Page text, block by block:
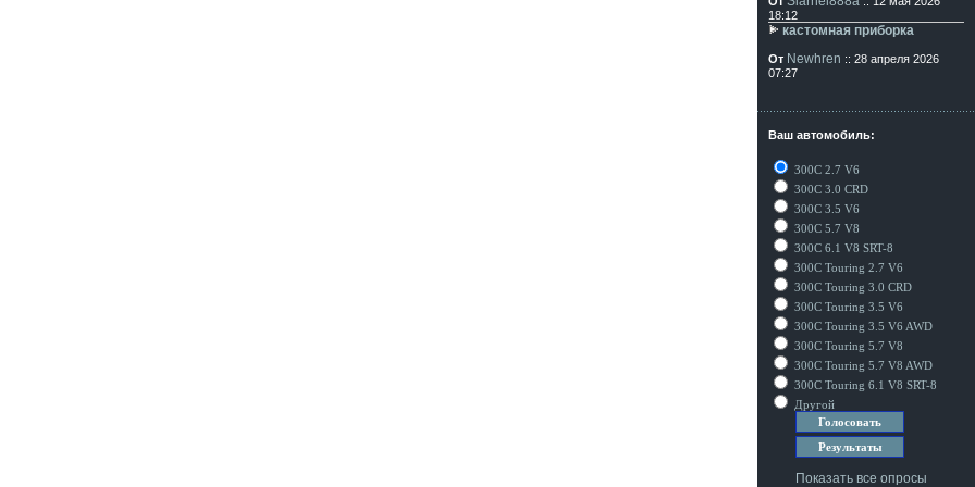
18:12
кастомная приборка
От Newhren :: 28 апреля 2026
07:27
Ваш автомобиль:
300C 2.7 V6
300C 3.0 CRD
300C 3.5 V6
300C 5.7 V8
300C 6.1 V8 SRT-8
300C Touring 2.7 V6
300C Touring 3.0 CRD
300C Touring 3.5 V6
300C Touring 3.5 V6 AWD
300C Touring 5.7 V8
300C Touring 5.7 V8 AWD
300C Touring 6.1 V8 SRT-8
Другой
Показать все опросы